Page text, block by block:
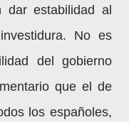
dar estabilidad al
No es
del gobierno
que el de
los españoles,